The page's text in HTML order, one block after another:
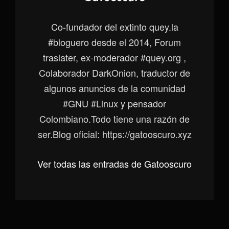
Co-fundador del extinto quey.la
#bloguero desde el 2014, Forum
traslater, ex-moderador #quey.org ,
Colaborador DarkOnion, traductor de
algunos anuncios de la comunidad
#GNU #Linux y pensador
Colombiano.Todo tiene una razón de
ser.Blog oficial: https://gatooscuro.xyz
Ver todas las entradas de Gatooscuro